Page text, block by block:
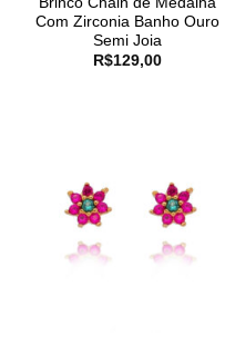
Com Zirconia Banho Ouro
Semi Joia
R$129,00